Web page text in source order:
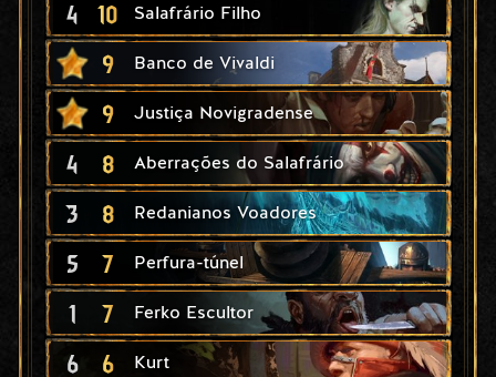
4 10 Salafrário Filho
9 Banco de Vivaldi
9 Justiça Novigradense
4 8 Aberrações do Salafrário
3 8 Redanianos Voadores
5 7 Perfura-túnel
1 7 Ferko Escultor
6 6 Kurt